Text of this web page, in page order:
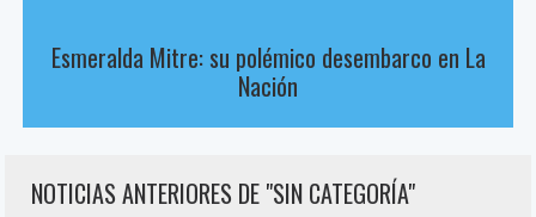
Esmeralda Mitre: su polémico desembarco en La
Nación
NOTICIAS ANTERIORES DE "SIN CATEGORÍA"